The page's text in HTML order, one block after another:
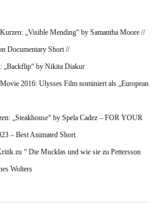
„Visible Mending“ by Samantha Moore //
Documentary Short //
„Backflip“ by Nikita Diakur
2016: Ulysses Film nominiert als „European
„Steakhouse“ by Spela Cadez – FOR YOUR
– Best Animated Short
zu “ Die Mucklas und wie sie zu Pettersson
Wolters